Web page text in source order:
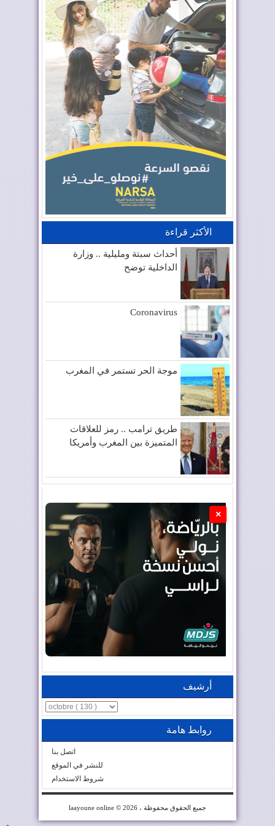
الأكثر قراءة
أحداث سبتة ومليلية .. وزارة
الداخلية توضح
Coronavirus
موجة الحر تستمر في المغرب
طريق ترامب .. رمز للعلاقات
المتميزة بين المغرب وأمريكا
×
أرشيف
روابط هامة
اتصل بنا
للنشر في الموقع
شروط الاستخدام
laayoune online © 2026 ، جميع الحقوق محفوظة